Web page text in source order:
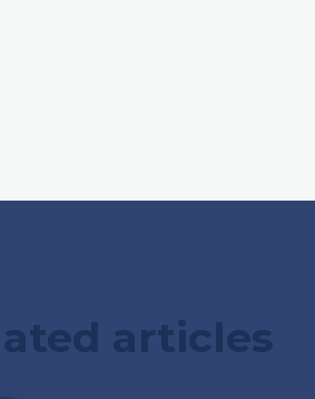
articles